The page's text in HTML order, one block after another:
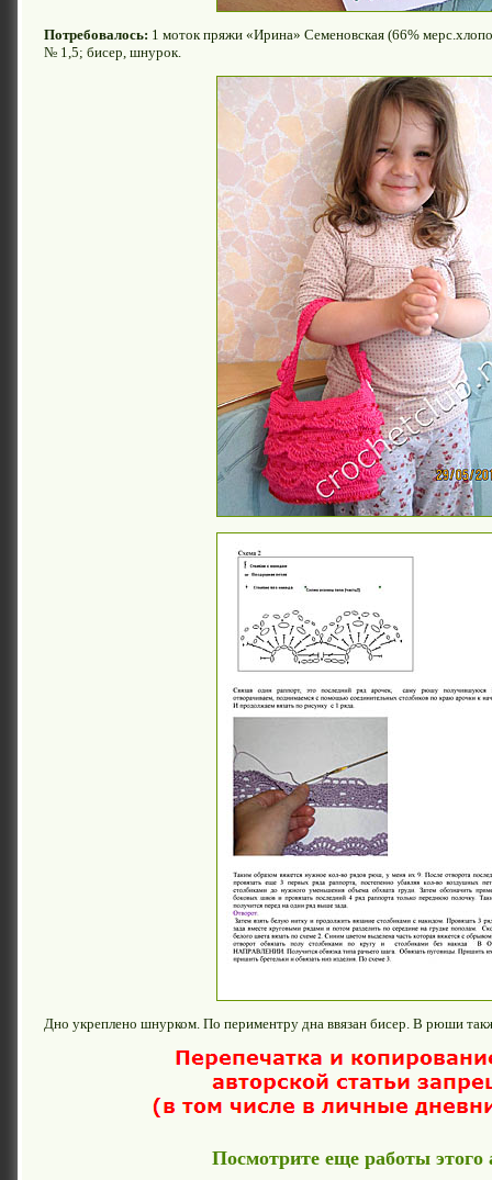
Потребовалось: 1 моток пряжи «Ирина» Семеновская (66%
№ 1,5; бисер, шнурок.
Дно укреплено шнурком. По периментру дна ввязан бисер. В рюши
Посмотрите еще работы этого